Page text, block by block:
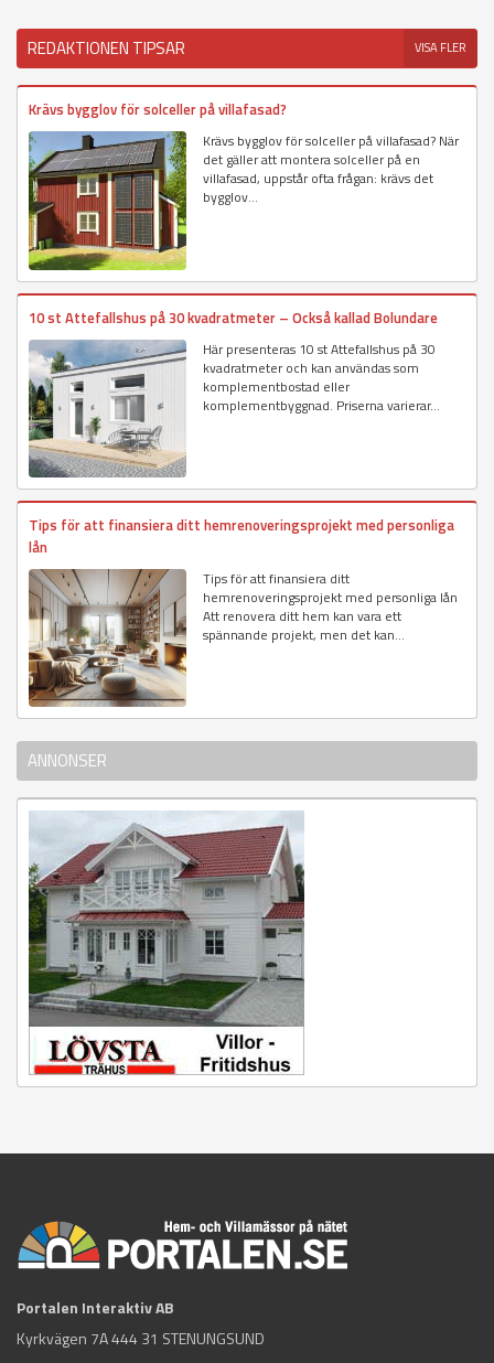
REDAKTIONEN TIPSAR VISA FLER
Krävs bygglov för solceller på villafasad?
Krävs bygglov för solceller på villafasad? När
det gäller att montera solceller på en
villafasad, uppstår ofta frågan: krävs det
bygglov...
10 st Attefallshus på 30 kvadratmeter – Också kallad Bolundare
Här presenteras 10 st Attefallshus på 30
kvadratmeter och kan användas som
komplementbostad eller
komplementbyggnad. Priserna varierar...
Tips för att finansiera ditt hemrenoveringsprojekt med personliga
lån
Tips för att finansiera ditt
hemrenoveringsprojekt med personliga lån
Att renovera ditt hem kan vara ett
spännande projekt, men det kan...
ANNONSER
Portalen Interaktiv AB
Kyrkvägen 7A 444 31 STENUNGSUND